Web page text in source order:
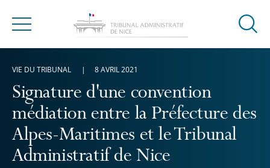
Menu
Ouvrir
Signature d'une convention
médiation entre la Préfecture des
Alpes-Maritimes et le Tribunal
Administratif de Nice
VIE DU TRIBUNAL 8 AVRIL 2021